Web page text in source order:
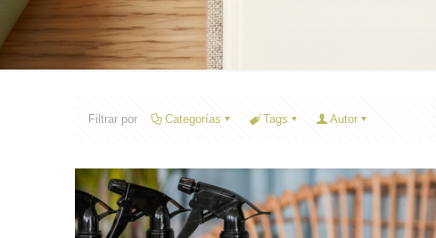
Filtrar por Categorías Tags Autor